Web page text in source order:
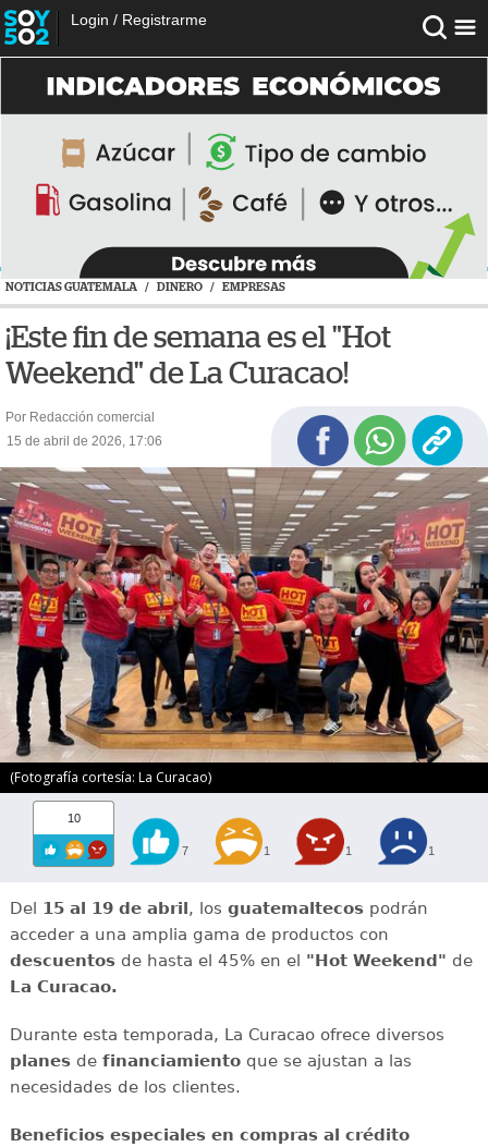
Login / Registrarme
NOTICIAS GUATEMALA / DINERO / EMPRESAS
¡Este fin de semana es el "Hot
Weekend" de La Curacao!
Por Redacción comercial
15 de abril de 2026, 17:06
(Fotografía cortesía: La Curacao)
10
7 1 1 1
Del 15 al 19 de abril, los guatemaltecospodrán
acceder a una amplia gama de productos con
descuentosde hasta el 45% en el "Hot Weekend" de
La Curacao.
Durante esta temporada, La Curacao ofrece diversos
planesde financiamientoque se ajustan a las
necesidades de los clientes.
Beneficios especiales en compras al crédito